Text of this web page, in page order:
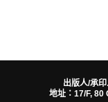
出版人/承
地址：17/F,